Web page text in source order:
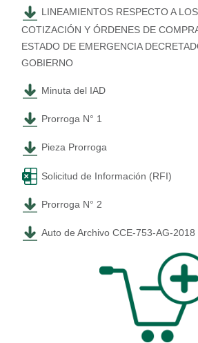
LINEAMIENTOS RESPECTO A
COTIZACIÓN Y ÓRDENES DE
ESTADO DE EMERGENCIA
GOBIERNO
Minuta del IAD
Prorroga N° 1
Pieza Prorroga
Solicitud de Información (RFI)
Prorroga N° 2
Auto de Archivo CCE-753-AG-2018